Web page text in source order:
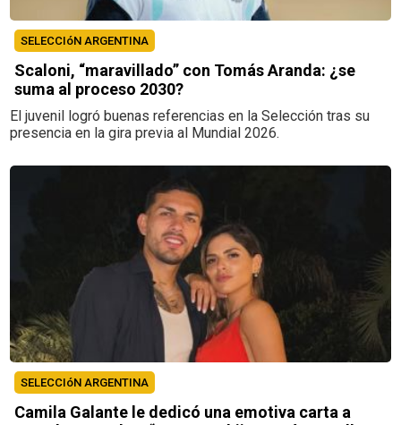
SELECCIóN ARGENTINA
Scaloni, “maravillado” con Tomás Aranda: ¿se
suma al proceso 2030?
El juvenil logró buenas referencias en la Selección tras su
presencia en la gira previa al Mundial 2026.
SELECCIóN ARGENTINA
Camila Galante le dedicó una emotiva carta a